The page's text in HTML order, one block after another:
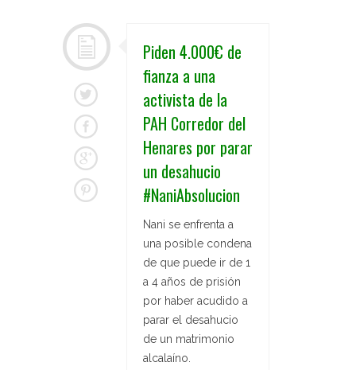
Piden 4.000€ de
fianza a una
activista de la
PAH Corredor del
Henares por parar
un desahucio
#NaniAbsolucion
Nani se enfrenta a
una posible condena
de que puede ir de 1
a 4 años de prisión
por haber acudido a
parar el desahucio
de un matrimonio
alcalaíno.